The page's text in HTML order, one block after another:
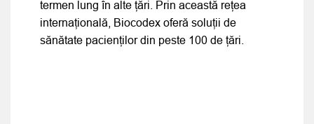
termen lung în alte țări. Prin această rețea
internațională, Biocodex oferă soluții de
sănătate pacienților din peste 100 de țări.